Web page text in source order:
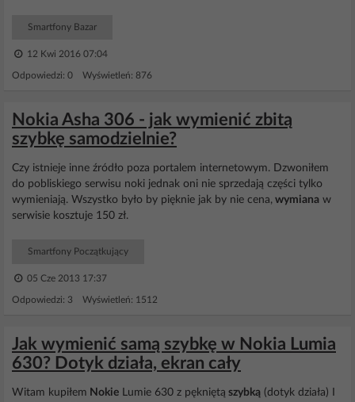
Smartfony Bazar
12 Kwi 2016 07:04
Odpowiedzi: 0 Wyświetleń: 876
Nokia Asha 306 - jak wymienić zbitą
szybkę samodzielnie?
Czy istnieje inne źródło poza portalem internetowym. Dzwoniłem
do pobliskiego serwisu noki jednak oni nie sprzedają części tylko
wymieniają. Wszystko było by pięknie jak by nie cena, wymiana w
serwisie kosztuje 150 zł.
Smartfony Początkujący
05 Cze 2013 17:37
Odpowiedzi: 3 Wyświetleń: 1512
Jak wymienić samą szybkę w Nokia Lumia
630? Dotyk działa, ekran cały
Witam kupiłem Nokie Lumie 630 z pękniętą szybką (dotyk działa) I